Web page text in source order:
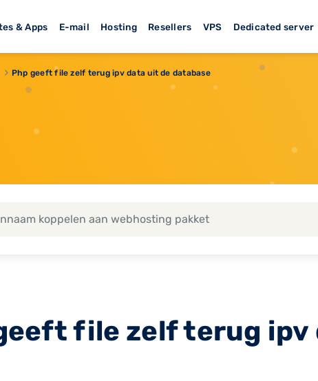
& Apps E-mail Hosting Resellers VPS Dedicated server
Php geeft file zelf terug ipv data uit de database
file zelf terug ipv